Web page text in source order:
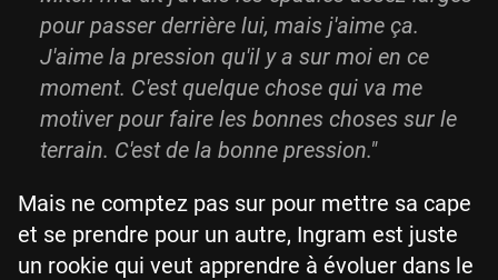
pour passer derrière lui, mais j'aime ça.
J'aime la pression qu'il y a sur moi en ce
moment. C'est quelque chose qui va me
motiver pour faire les bonnes choses sur le
terrain. C'est de la bonne pression."
Mais ne comptez pas sur pour mettre sa cape
et se prendre pour un autre, Ingram est juste
un rookie qui veut apprendre à évoluer dans le